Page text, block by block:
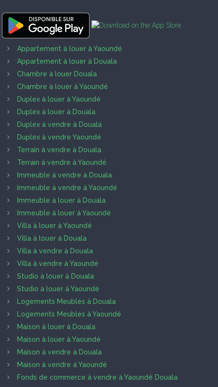
Appartement à louer à Yaoundé
Appartement à louer à Douala
Chambre à louer Douala
Chambre à louer à Yaoundé
Duplex à louer à Yaoundé
Duplex à louer à Douala
Duplex à vendre à Douala
Duplex à vendre Yaoundé
Terrain à vendre à Douala
Terrain à vendre à Yaoundé
Immeuble à vendre à Douala
Immeuble à vendre à Yaoundé
Immeuble à louer à Douala
Immeuble à louer à Yaoundé
Villa à louer à Yaoundé
Villa à louer à Douala
Villa à vendre à Douala
Villa à vendre à Yaoundé
Studio à louer à Douala
Studio à louer à Yaoundé
Logements Meublés à Douala
Logements Meublés à Yaoundé
Maison à louer à Douala
Maison à louer à Yaoundé
Maison à vendre à Douala
Maison à vendre à Yaoundé
Fonds de commerce à vendre à Yaoundé Douala